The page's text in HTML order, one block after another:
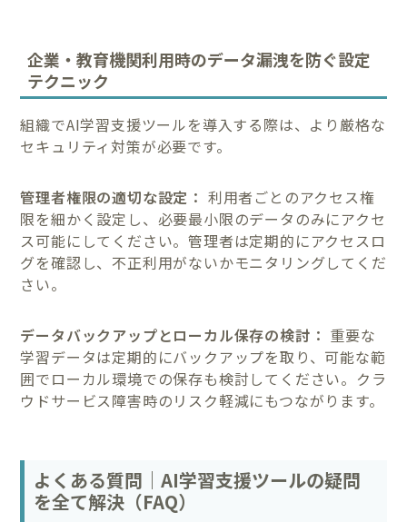
企業・教育機関利用時のデータ漏洩を防ぐ設定
テクニック
組織でAI学習支援ツールを導入する際は、より厳格な
セキュリティ対策が必要です。
管理者権限の適切な設定： 利用者ごとのアクセス権
限を細かく設定し、必要最小限のデータのみにアクセ
ス可能にしてください。管理者は定期的にアクセスロ
グを確認し、不正利用がないかモニタリングしてくだ
さい。
データバックアップとローカル保存の検討： 重要な
学習データは定期的にバックアップを取り、可能な範
囲でローカル環境での保存も検討してください。クラ
ウドサービス障害時のリスク軽減にもつながります。
よくある質問｜AI学習支援ツールの疑問
を全て解決（FAQ）